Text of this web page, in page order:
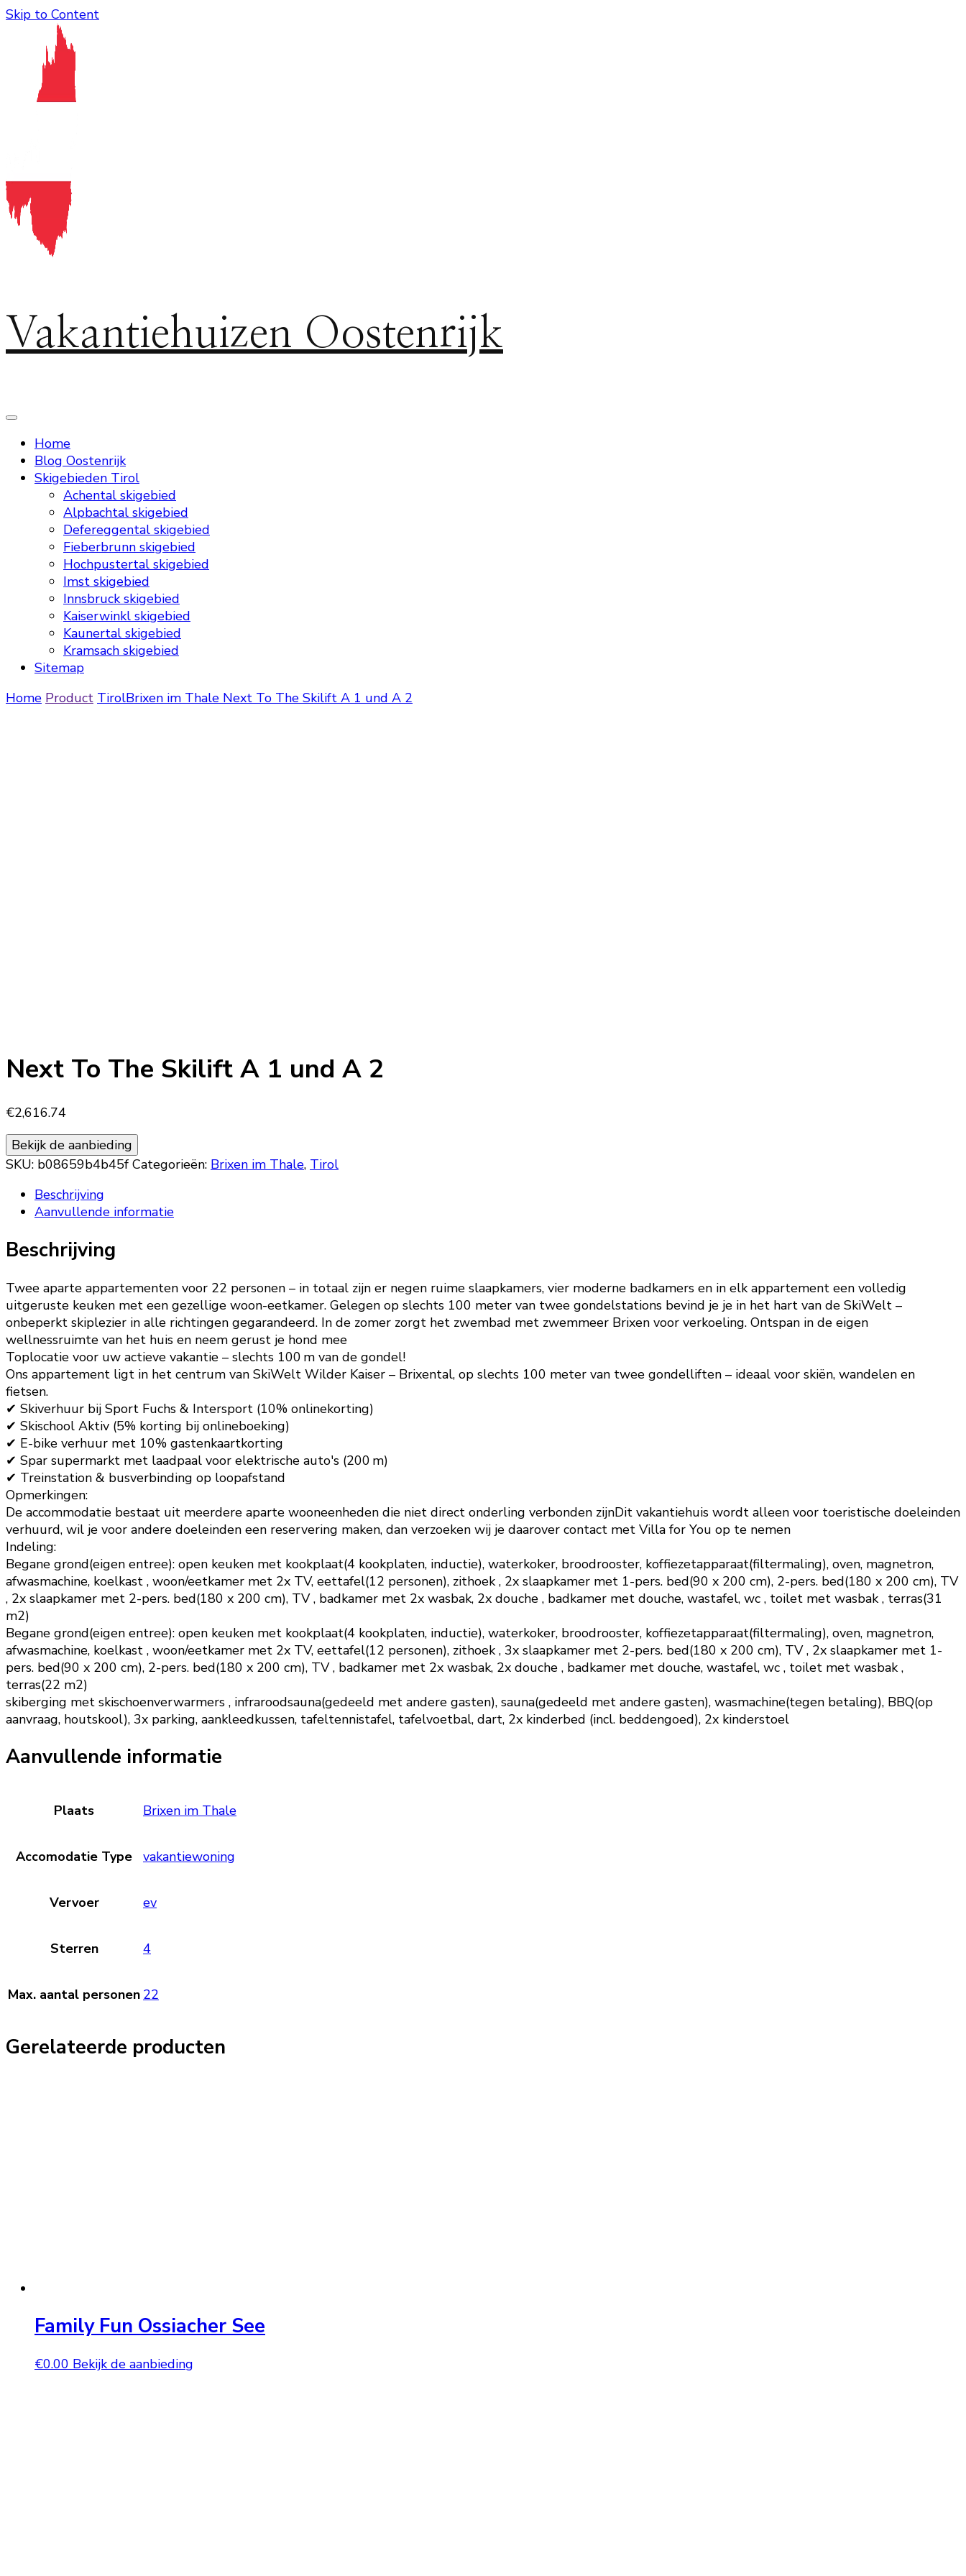
Skip to Content
Vakantiehuizen Oostenrijk
Home
Blog Oostenrijk
Skigebieden Tirol
Achental skigebied
Alpbachtal skigebied
Defereggental skigebied
Fieberbrunn skigebied
Hochpustertal skigebied
Imst skigebied
Innsbruck skigebied
Kaiserwinkl skigebied
Kaunertal skigebied
Kramsach skigebied
Sitemap
Home Product TirolBrixen im Thale Next To The Skilift A 1 und A 2
Next To The Skilift A 1 und A 2
€2,616.74
Bekijk de aanbieding
SKU: b08659b4b45f Categorieën: Brixen im Thale, Tirol
Beschrijving
Aanvullende informatie
Beschrijving
Twee aparte appartementen voor 22 personen – in totaal zijn er negen ruime slaapkamers, vier moderne badkamers en in elk appartement een volledig
uitgeruste keuken met een gezellige woon-eetkamer. Gelegen op slechts 100 meter van twee gondelstations bevind je je in het hart van de SkiWelt –
onbeperkt skiplezier in alle richtingen gegarandeerd. In de zomer zorgt het zwembad met zwemmeer Brixen voor verkoeling. Ontspan in de eigen
wellnessruimte van het huis en neem gerust je hond mee
Toplocatie voor uw actieve vakantie – slechts 100 m van de gondel!
Ons appartement ligt in het centrum van SkiWelt Wilder Kaiser – Brixental, op slechts 100 meter van twee gondelliften – ideaal voor skiën, wandelen en
fietsen.
✔ Skiverhuur bij Sport Fuchs & Intersport (10% onlinekorting)
✔ Skischool Aktiv (5% korting bij onlineboeking)
✔ E-bike verhuur met 10% gastenkaartkorting
✔ Spar supermarkt met laadpaal voor elektrische auto's (200 m)
✔ Treinstation & busverbinding op loopafstand
Opmerkingen:
De accommodatie bestaat uit meerdere aparte wooneenheden die niet direct onderling verbonden zijnDit vakantiehuis wordt alleen voor toeristische doeleinden
verhuurd, wil je voor andere doeleinden een reservering maken, dan verzoeken wij je daarover contact met Villa for You op te nemen
Indeling:
Begane grond(eigen entree): open keuken met kookplaat(4 kookplaten, inductie), waterkoker, broodrooster, koffiezetapparaat(filtermaling), oven, magnetron,
afwasmachine, koelkast , woon/eetkamer met 2x TV, eettafel(12 personen), zithoek , 2x slaapkamer met 1-pers. bed(90 x 200 cm), 2-pers. bed(180 x 200 cm), TV
, 2x slaapkamer met 2-pers. bed(180 x 200 cm), TV , badkamer met 2x wasbak, 2x douche , badkamer met douche, wastafel, wc , toilet met wasbak , terras(31
m2)
Begane grond(eigen entree): open keuken met kookplaat(4 kookplaten, inductie), waterkoker, broodrooster, koffiezetapparaat(filtermaling), oven, magnetron,
afwasmachine, koelkast , woon/eetkamer met 2x TV, eettafel(12 personen), zithoek , 3x slaapkamer met 2-pers. bed(180 x 200 cm), TV , 2x slaapkamer met 1-
pers. bed(90 x 200 cm), 2-pers. bed(180 x 200 cm), TV , badkamer met 2x wasbak, 2x douche , badkamer met douche, wastafel, wc , toilet met wasbak ,
terras(22 m2)
skiberging met skischoenverwarmers , infraroodsauna(gedeeld met andere gasten), sauna(gedeeld met andere gasten), wasmachine(tegen betaling), BBQ(op
aanvraag, houtskool), 3x parking, aankleedkussen, tafeltennistafel, tafelvoetbal, dart, 2x kinderbed (incl. beddengoed), 2x kinderstoel
Aanvullende informatie
Plaats Brixen im Thale
Accomodatie Type vakantiewoning
Vervoer ev
Sterren 4
Max. aantal personen 22
Gerelateerde producten
Family Fun Ossiacher See
€0.00 Bekijk de aanbieding